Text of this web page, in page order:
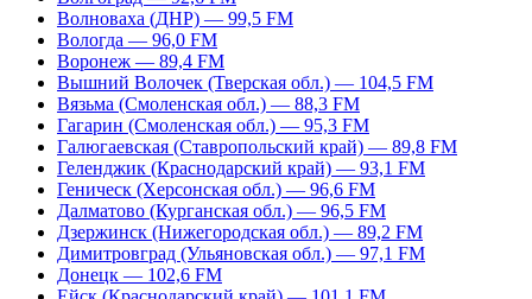
Волноваха (ДНР) — 99,5 FM
Вологда — 96,0 FM
Воронеж — 89,4 FM
Вышний Волочек (Тверская обл.) — 104,5 FM
Вязьма (Смоленская обл.) — 88,3 FM
Гагарин (Смоленская обл.) — 95,3 FM
Галюгаевская (Ставропольский край) — 89,8 FM
Геленджик (Краснодарский край) — 93,1 FM
Геническ (Херсонская обл.) — 96,6 FM
Далматово (Курганская обл.) — 96,5 FM
Дзержинск (Нижегородская обл.) — 89,2 FM
Димитровград (Ульяновская обл.) — 97,1 FM
Донецк — 102,6 FM